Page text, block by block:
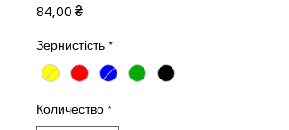
84,00 ₴Цена
Зернистість *
Количество *